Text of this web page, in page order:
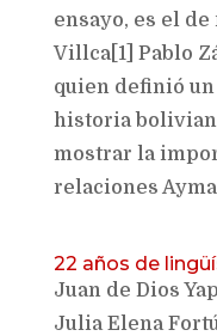
ensayo, es el
Villca[1] Pablo
quien definió
historia
mostrar la
relaciones
22 años de
Juan de Dios
Julia Elena